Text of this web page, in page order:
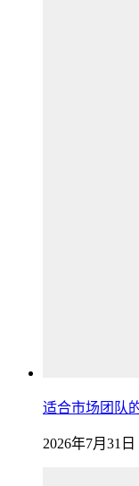
适合市场团队
2026年7月31日